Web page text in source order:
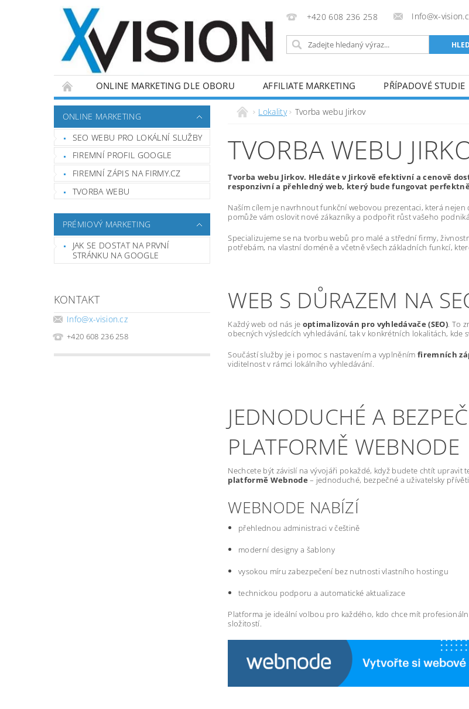
+420 608 236 258 Info@x-
ONLINE MARKETING DLE OBORU AFFILIATE MARKETING PŘÍPADOVÉ STUDIE
ONLINE MARKETING
SEO WEBU PRO LOKÁLNÍ SLUŽBY
FIREMNÍ PROFIL GOOGLE
FIREMNÍ ZÁPIS NA FIRMY.CZ
TVORBA WEBU
PRÉMIOVÝ MARKETING
JAK SE DOSTAT NA PRVNÍ
STRÁNKU NA GOOGLE
KONTAKT
Info@x-vision.cz
+420 608 236 258
Lokality Tvorba webu Jirkov
TVORBA WEBU
Tvorba webu Jirkov. Hledáte v Jirkově efektivní a cenově
responzivní a přehledný web, který bude fungovat
Naším cílem je navrhnout funkční webovou prezentaci, která
pomůže vám oslovit nové zákazníky a podpořit růst vašeho
Specializujeme se na tvorbu webů pro malé a střední firmy,
potřebám, na vlastní doméně a včetně všech základních funkcí,
WEB S DŮRAZEM NA
Každý web od nás je optimalizován pro vyhledávače (SEO). To
obecných výsledcích vyhledávání, tak v konkrétních lokalitách, kde
Součástí služby je i pomoc s nastavením a vyplněnímfiremních
viditelnost v rámci lokálního vyhledávání.
JEDNODUCHÉ A
PLATFORMĚ WEBNODE
Nechcete být závislí na vývojáři pokaždé, když budete chtít
platformě Webnode – jednoduché, bezpečné a uživatelsky
WEBNODE NABÍZÍ
přehlednou administraci v češtině
moderní designy a šablony
vysokou míru zabezpečení bez nutnosti vlastního hostingu
technickou podporu a automatické aktualizace
Platforma je ideální volbou pro každého, kdo chce mít
složitostí.